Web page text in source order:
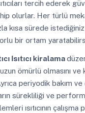
tercih ederek
olurlar. Her türlü
kısa sürede istediğiniz
bir ortam
Isıtıcı kiralama
uzun ömürlü olmasını
periyodik bakım ve
sürekliliği ve
ısıtıcının